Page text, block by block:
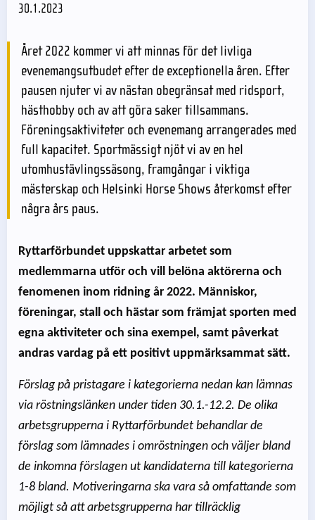
30.1.2023
Året 2022 kommer vi att minnas för det livliga
evenemangsutbudet efter de exceptionella åren. Efter
pausen njuter vi av nästan obegränsat med ridsport,
hästhobby och av att göra saker tillsammans.
Föreningsaktiviteter och evenemang arrangerades med
full kapacitet. Sportmässigt njöt vi av en hel
utomhustävlingssäsong, framgångar i viktiga
mästerskap och Helsinki Horse Shows återkomst efter
några års paus.
Ryttarförbundet uppskattar arbetet som
medlemmarna utför och vill belöna aktörerna och
fenomenen inom ridning år 2022. Människor,
föreningar, stall och hästar som främjat sporten med
egna aktiviteter och sina exempel, samt påverkat
andras vardag på ett positivt uppmärksammat sätt.
Förslag på pristagare i kategorierna nedan kan lämnas
via röstningslänken under tiden 30.1.-12.2. De olika
arbetsgrupperna i Ryttarförbundet behandlar de
förslag som lämnades i omröstningen och väljer bland
de inkomna förslagen ut kandidaterna till kategorierna
1-8 bland. Motiveringarna ska vara så omfattande som
möjligt så att arbetsgrupperna har tillräcklig